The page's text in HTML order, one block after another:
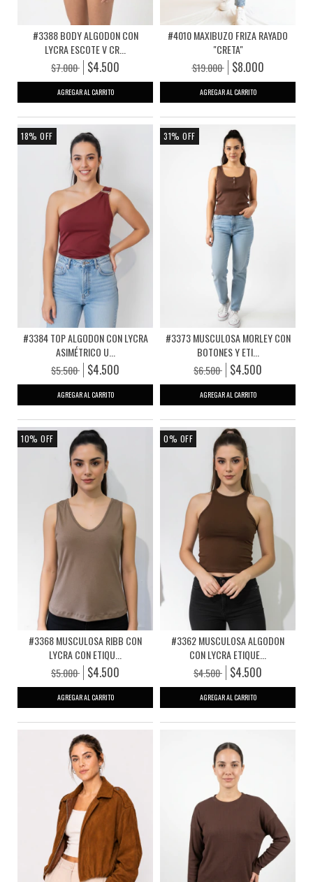
#3388 BODY ALGODON CON
LYCRA ESCOTE V CR...
$7.000 $4.500
AGREGAR AL CARRITO
#4010 MAXIBUZO FRIZA RAYADO
"CRETA"
$19.000 $8.000
AGREGAR AL CARRITO
18% OFF
#3384 TOP ALGODON CON LYCRA
ASIMÉTRICO U...
$5.500 $4.500
AGREGAR AL CARRITO
31% OFF
#3373 MUSCULOSA MORLEY CON
BOTONES Y ETI...
$6.500 $4.500
AGREGAR AL CARRITO
10% OFF
#3368 MUSCULOSA RIBB CON
LYCRA CON ETIQU...
$5.000 $4.500
AGREGAR AL CARRITO
0% OFF
#3362 MUSCULOSA ALGODON
CON LYCRA ETIQUE...
$4.500 $4.500
AGREGAR AL CARRITO